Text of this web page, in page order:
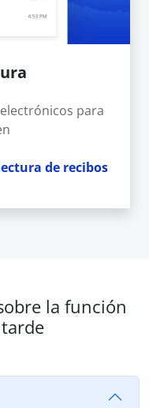
para
de recibos
la función